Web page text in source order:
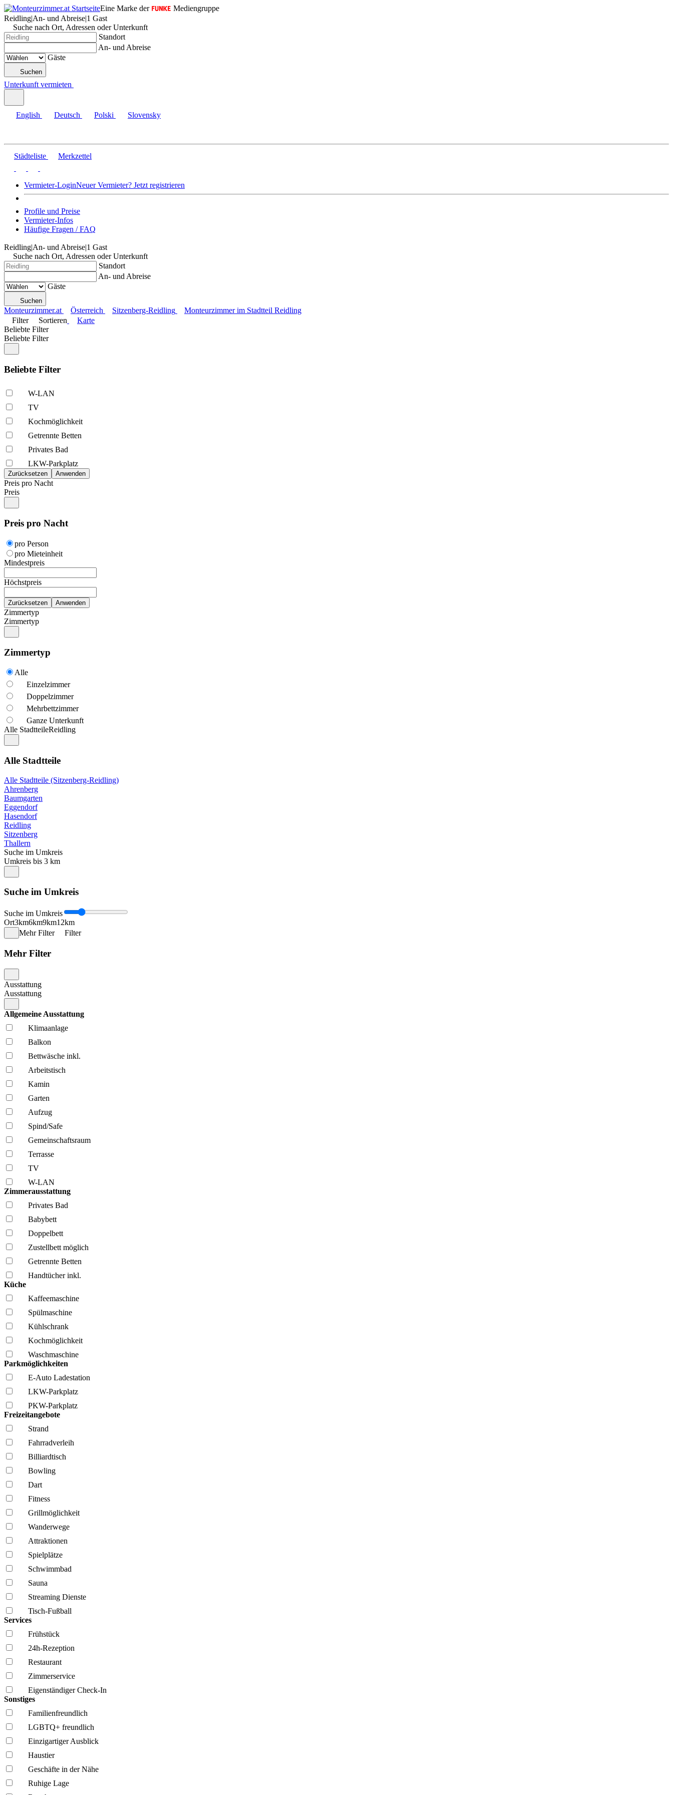
Eine Marke der
Mediengruppe
Reidling|An- und Abreise|1 Gast
Suche nach Ort, Adressen oder Unterkunft
Standort
An- und Abreise
Gäste
Suchen
Unterkunft vermieten
English Deutsch Polski Slovensky
Städteliste Merkzettel
Vermieter-LoginNeuer Vermieter? Jetzt registrieren
Profile und Preise
Vermieter-Infos
Häufige Fragen / FAQ
Reidling|An- und Abreise|1 Gast
Suche nach Ort, Adressen oder Unterkunft
Standort
An- und Abreise
Gäste
Suchen
Monteurzimmer.at Österreich Sitzenberg-Reidling
Monteurzimmer im Stadtteil Reidling
Filter
Sortieren
Karte
Beliebte Filter
Beliebte Filter
Beliebte Filter
W-LAN
TV
Kochmöglich­keit
Getrennte Betten
Privates Bad
LKW-Parkplatz
Preis pro Nacht
Preis
Preis pro Nacht
pro Person
pro Mieteinheit
Mindestpreis
Höchstpreis
Zimmertyp
Zimmertyp
Zimmertyp
Alle
Einzelzimmer
Doppelzimmer
Mehrbettzimmer
Ganze Unterkunft
Alle StadtteileReidling
Alle Stadtteile
Alle Stadtteile (Sitzenberg-Reidling)
Ahrenberg
Baumgarten
Eggendorf
Hasendorf
Reidling
Sitzenberg
Thallern
Suche im Umkreis
Umkreis bis 3 km
Suche im Umkreis
Suche im Umkreis
Ort3km6km9km12km
Mehr Filter
Filter
Mehr Filter
Ausstattung
Ausstattung
Allgemeine Ausstattung
Klima­anlage
Balkon
Bettwäsche inkl.
Arbeitstisch
Kamin
Garten
Aufzug
Spind/Safe
Gemeinschafts­raum
Terrasse
TV
W-LAN
Zimmerausstattung
Privates Bad
Babybett
Doppelbett
Zustellbett möglich
Getrennte Betten
Handtücher inkl.
Küche
Kaffee­maschine
Spül­maschine
Kühl­schrank
Kochmöglich­keit
Wasch­maschine
Parkmöglichkeiten
E-Auto Ladestation
LKW-Parkplatz
PKW-Parkplatz
Freizeitangebote
Strand
Fahrrad­verleih
Billiardtisch
Bowling
Dart
Fitness
Grillmöglich­keit
Wanderwege
Attraktionen
Spielplätze
Schwimmbad
Sauna
Streaming Dienste
Tisch-Fußball
Services
Frühstück
24h-Rezeption
Restaurant
Zimmerservice
Eigenständiger Check-In
Sonstiges
Familien­freundlich
LGBTQ+ freundlich
Einzigartiger Ausblick
Haustier
Geschäfte in der Nähe
Ruhige Lage